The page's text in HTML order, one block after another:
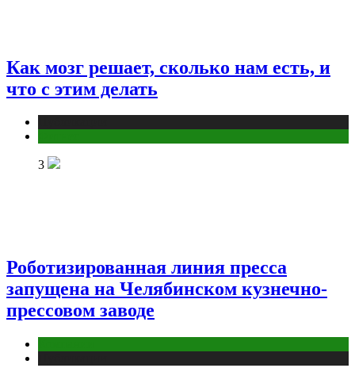
Как мозг решает, сколько нам есть, и
что с этим делать
3
Роботизированная линия пресса
запущена на Челябинском кузнечно-
прессовом заводе